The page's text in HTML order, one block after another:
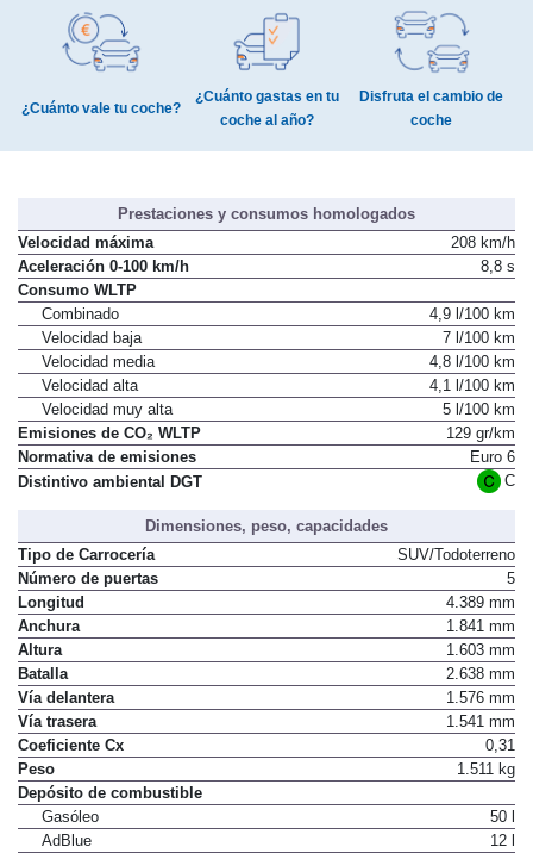
¿Cuánto vale tu coche?
¿Cuánto gastas en tu
coche al año?
Disfruta el cambio de
coche
Prestaciones y consumos homologados
Velocidad máxima
208 km/h
Aceleración 0-100 km/h
8,8 s
Consumo WLTP
Combinado
4,9 l/100 km
Velocidad baja
7 l/100 km
Velocidad media
4,8 l/100 km
Velocidad alta
4,1 l/100 km
Velocidad muy alta
5 l/100 km
Emisiones de CO₂ WLTP
129 gr/km
Normativa de emisiones
Euro 6
Distintivo ambiental DGT
C
Dimensiones, peso, capacidades
Tipo de Carrocería
SUV/Todoterreno
Número de puertas
5
Longitud
4.389 mm
Anchura
1.841 mm
Altura
1.603 mm
Batalla
2.638 mm
Vía delantera
1.576 mm
Vía trasera
1.541 mm
Coeficiente Cx
0,31
Peso
1.511 kg
Depósito de combustible
Gasóleo
50 l
AdBlue
12 l